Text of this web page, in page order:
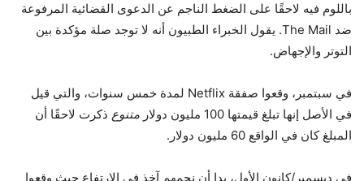
باللوم فيه لاحقًا على الضغط الناجم عن الدعوى القضائية المرفوعة
ضد The Mail. يقول الخبراء الطبيون أنه لا توجد صلة مؤكدة بين
التوتر والإجهاض.
في سبتمبر، وقعوا صفقة Netflix لمدة خمس سنوات، والتي قيل
في الأصل إنها تبلغ قيمتها 100 مليون دولار
متنوع ذكرت لاحقًا أن
المبلغ كان في الواقع 60 مليون دولار.
في ديسمبر/كانون الأول، بدا أن نجمهم آخذ في الارتفاع حيث وقعوا